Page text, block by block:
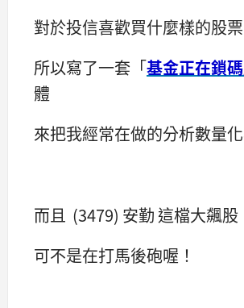
對於投信喜歡買什麼樣的股
所以寫了一套「基金正在鎖
體
來把我經常在做的分析數量
而且 (3479) 安勤 這檔大飆股
可不是在打馬後砲喔！